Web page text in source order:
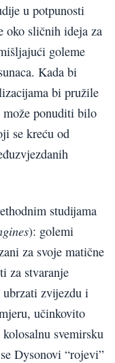
u potpunosti
oko sličnih ideja za
goleme
Kada bi
bi pružile
može ponuditi bilo
se kreću od
studijama
): golemi
za svoje matične
za stvaranje
zvijezdu i
učinkovito
svemirsku
Dysonovi “rojevi”